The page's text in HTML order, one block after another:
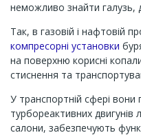
неможливо знайти галузь,
Так, в газовій і нафтовій
компресорні установки
на поверхню корисні
стиснення та
У транспортній сфері
турбореактивних двигунів
салони, забезпечують